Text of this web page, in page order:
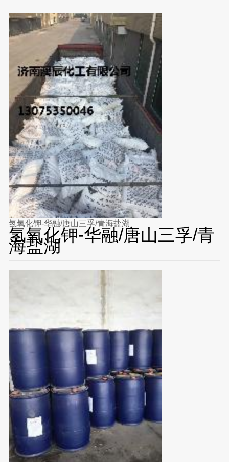
氢氧化钾-华融/唐山三孚/青海盐湖
氢氧化钾-华融/唐山三孚/青
海盐湖